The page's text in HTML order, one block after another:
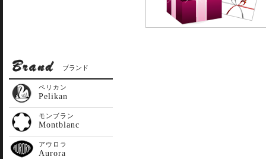
ブランド
ペリカン
Pelikan
モンブラン
Montblanc
アウロラ
Aurora